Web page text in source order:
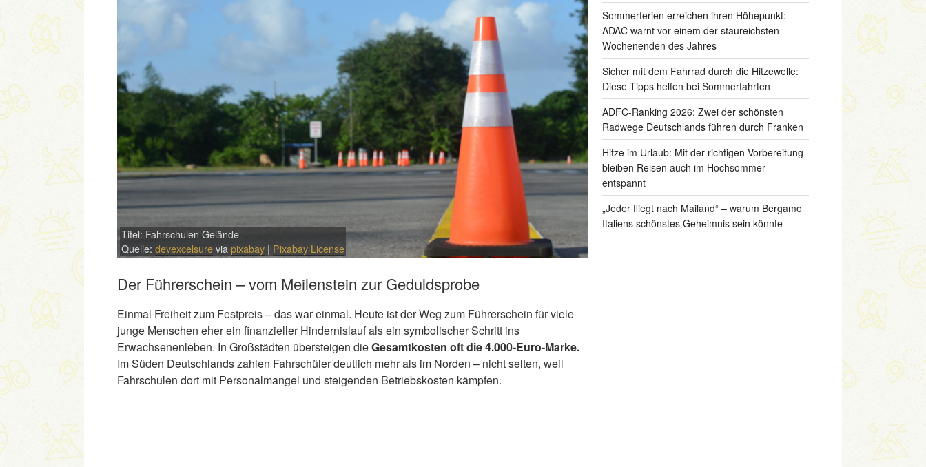
Titel: Fahrschulen Gelände
Quelle:devexcelsureviapixabay | Pixabay License
Der Führerschein – vom Meilenstein zur Geduldsprobe
Einmal Freiheit zum Festpreis – das war einmal. Heute ist der Weg zum Führerschein für viele
junge Menschen eher ein finanzieller Hindernislauf als ein symbolischer Schritt ins
Erwachsenenleben. In Großstädten übersteigen dieGesamtkosten oft die 4.000-Euro-Marke.
Im Süden Deutschlands zahlen Fahrschüler deutlich mehr als im Norden – nicht selten, weil
Fahrschulen dort mit Personalmangel und steigenden Betriebskosten kämpfen.
Sommerferien erreichen ihren Höhepunkt:
ADAC warnt vor einem der staureichsten
Wochenenden des Jahres
Sicher mit dem Fahrrad durch die Hitzewelle:
Diese Tipps helfen bei Sommerfahrten
ADFC-Ranking 2026: Zwei der schönsten
Radwege Deutschlands führen durch Franken
Hitze im Urlaub: Mit der richtigen Vorbereitung
bleiben Reisen auch im Hochsommer
entspannt
„Jeder fliegt nach Mailand“ – warum Bergamo
Italiens schönstes Geheimnis sein könnte